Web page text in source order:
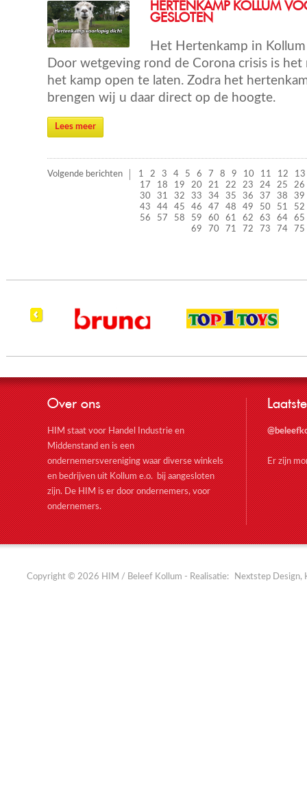
HERTENKAMP KOLLUM
GESLOTEN
Het Hertenkamp in
Door wetgeving rond de Corona crisis is
het kamp open te laten. Zodra het
brengen wij u daar direct op de hoogte.
Lees meer
Volgende berichten 1 2 3 4 5 6 7 8 9 10 11 12
13
17
18 19 20 21 22 23 24 25
26
30
31 32 33 34 35 36 37 38
39
43
44 45 46 47 48 49 50 51
52
56
57 58 59 60 61 62 63 64
65
69
70 71 72 73 74 75
Over ons
HIM staat voor Handel Industrie en
Middenstand en is een
ondernemersvereniging waar diverse winkels
en bedrijven uit Kollum e.o. bij aangesloten
zijn. De HIM is er door ondernemers, voor
ondernemers.
Er zijn
Copyright © 2026 HIM / Beleef Kollum - Realisatie: Nextstep Design,